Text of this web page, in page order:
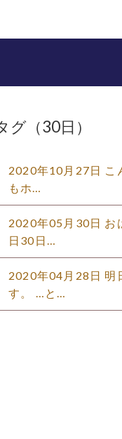
グ（30日）
2020年10月27日 こ
もホ…
2020年05月30日 お
日30日…
2020年04月28日 明
す。 …と…